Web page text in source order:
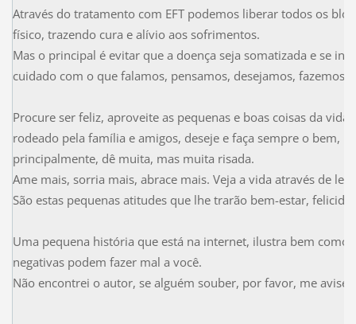
Através do tratamento com EFT podemos liberar todos os
físico, trazendo cura e alívio aos sofrimentos.
Mas o principal é evitar que a doença seja somatizada e se
cuidado com o que falamos, pensamos, desejamos, fazemos.
Procure ser feliz, aproveite as pequenas e boas coisas da
rodeado pela família e amigos, deseje e faça sempre o bem,
principalmente, dê muita, mas muita risada.
Ame mais, sorria mais, abrace mais. Veja a vida através de
São estas pequenas atitudes que lhe trarão bem-estar,
Uma pequena história que está na internet, ilustra bem como
negativas podem fazer mal a você.
Não encontrei o autor, se alguém souber, por favor, me avise